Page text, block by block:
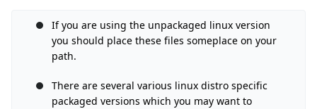
If you are using the unpackaged linux version
you should place these files someplace on your
path.
There are several various linux distro specific
packaged versions which you may want to